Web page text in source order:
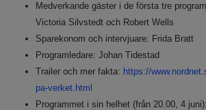
Medverkande gäster i de första tre
Victoria Silvstedt och Robert Wells
Sparekonom och intervjuare: Frida Bratt
Programledare: Johan Tidestad
Trailer och mer fakta: https://
pa-verket.html
Programmet i sin helhet (från 20.00, 4 juni):